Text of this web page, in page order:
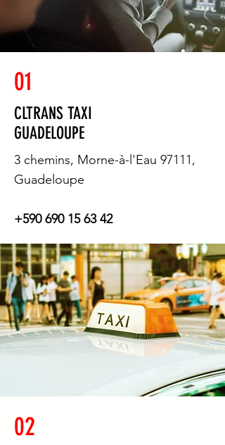
01
CLTRANS TAXI
GUADELOUPE
3 chemins, Morne-à-l'Eau 97111,
Guadeloupe
+590 690 15 63 42
02